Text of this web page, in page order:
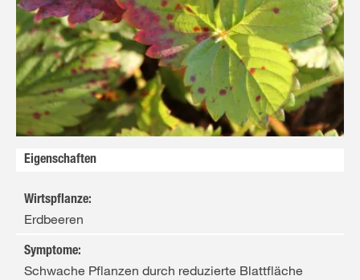
Unternehmen
Eigenschaften
Wirtspflanze:
Erdbeeren
Symptome:
Schwache Pflanzen durch reduzierte Blattfläche